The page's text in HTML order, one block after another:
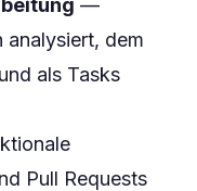
—
analysiert, dem
als Tasks
Pull Requests